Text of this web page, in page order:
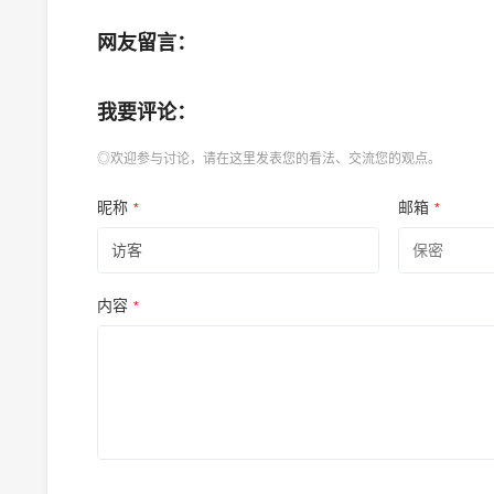
网友留言：
我要评论：
◎欢迎参与讨论，请在这里发表您的看法、交流您的观点。
昵称 * 邮箱 *
内容 *